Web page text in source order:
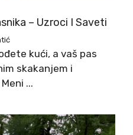
– Uzroci I Saveti
kući, a vaš pas
skakanjem i
...